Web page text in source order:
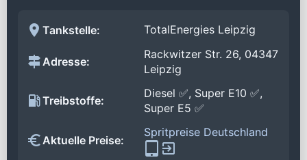
Tankstelle: TotalEnergies Leipzig
Adresse:
Rackwitzer Str. 26, 04347
Leipzig
Treibstoffe:
Diesel ✅, Super E10 ✅,
Super E5 ✅
Aktuelle Preise:
Spritpreise Deutschland